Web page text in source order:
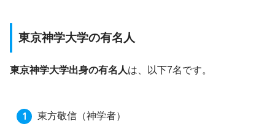
東京神学大学の有名人
東京神学大学出身の有名人は、以下7名です。
東方敬信（神学者）